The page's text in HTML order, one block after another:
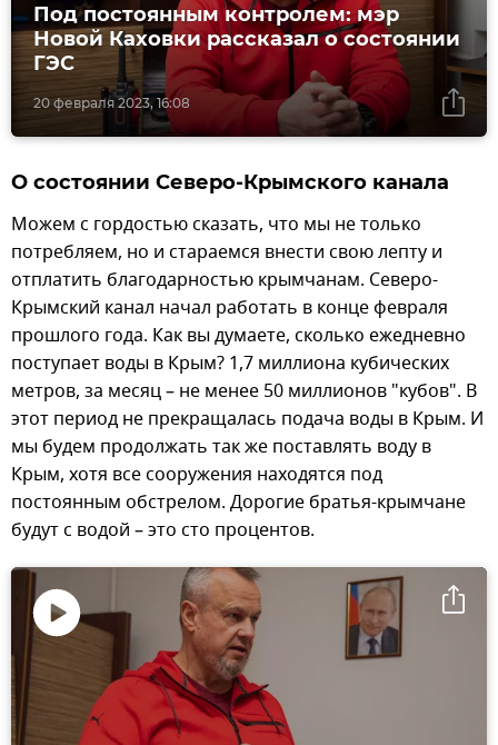
20 февраля 2023, 16:08
Под постоянным контролем: мэр
Новой Каховки рассказал о состоянии
ГЭС
О состоянии Северо-Крымского канала
Можем с гордостью сказать, что мы не только
потребляем, но и стараемся внести свою лепту и
отплатить благодарностью крымчанам. Северо-
Крымский канал начал работать в конце февраля
прошлого года. Как вы думаете, сколько ежедневно
поступает воды в Крым? 1,7 миллиона кубических
метров, за месяц – не менее 50 миллионов "кубов". В
этот период не прекращалась подача воды в Крым. И
мы будем продолжать так же поставлять воду в
Крым, хотя все сооружения находятся под
постоянным обстрелом. Дорогие братья-крымчане
будут с водой – это сто процентов.